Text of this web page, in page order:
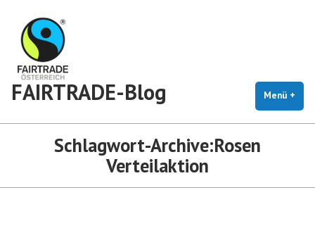
Inhalt
springen
FAIRTRADE-Blog Menü +
Schlagwort-Archive:Rosen
Verteilaktion